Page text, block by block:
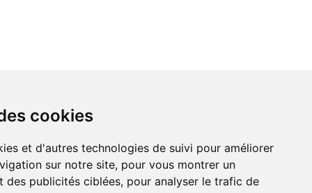
cookies
et d'autres technologies de suivi pour améliorer
sur notre site, pour vous montrer un
des publicités ciblées, pour analyser le trafic de